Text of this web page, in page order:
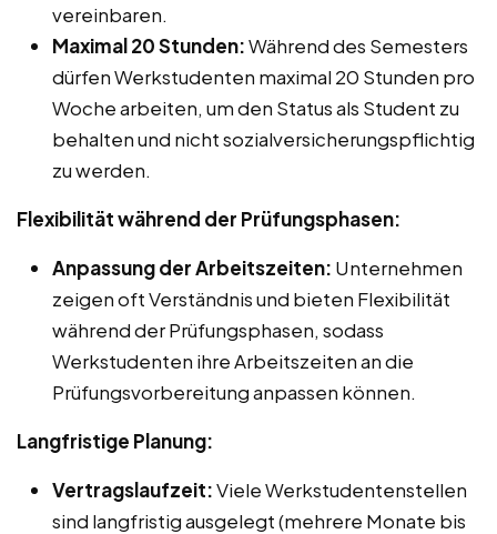
vereinbaren.
Maximal 20 Stunden:Während des Semesters
dürfen Werkstudenten maximal 20 Stunden pro
Woche arbeiten, um den Status als Student zu
behalten und nicht sozialversicherungspflichtig
zu werden.
Flexibilität während der Prüfungsphasen:
Anpassung der Arbeitszeiten: Unternehmen
zeigen oft Verständnis und bieten Flexibilität
während der Prüfungsphasen, sodass
Werkstudenten ihre Arbeitszeiten an die
Prüfungsvorbereitung anpassen können.
Langfristige Planung:
Vertragslaufzeit:Viele Werkstudentenstellen
sind langfristig ausgelegt (mehrere Monate bis